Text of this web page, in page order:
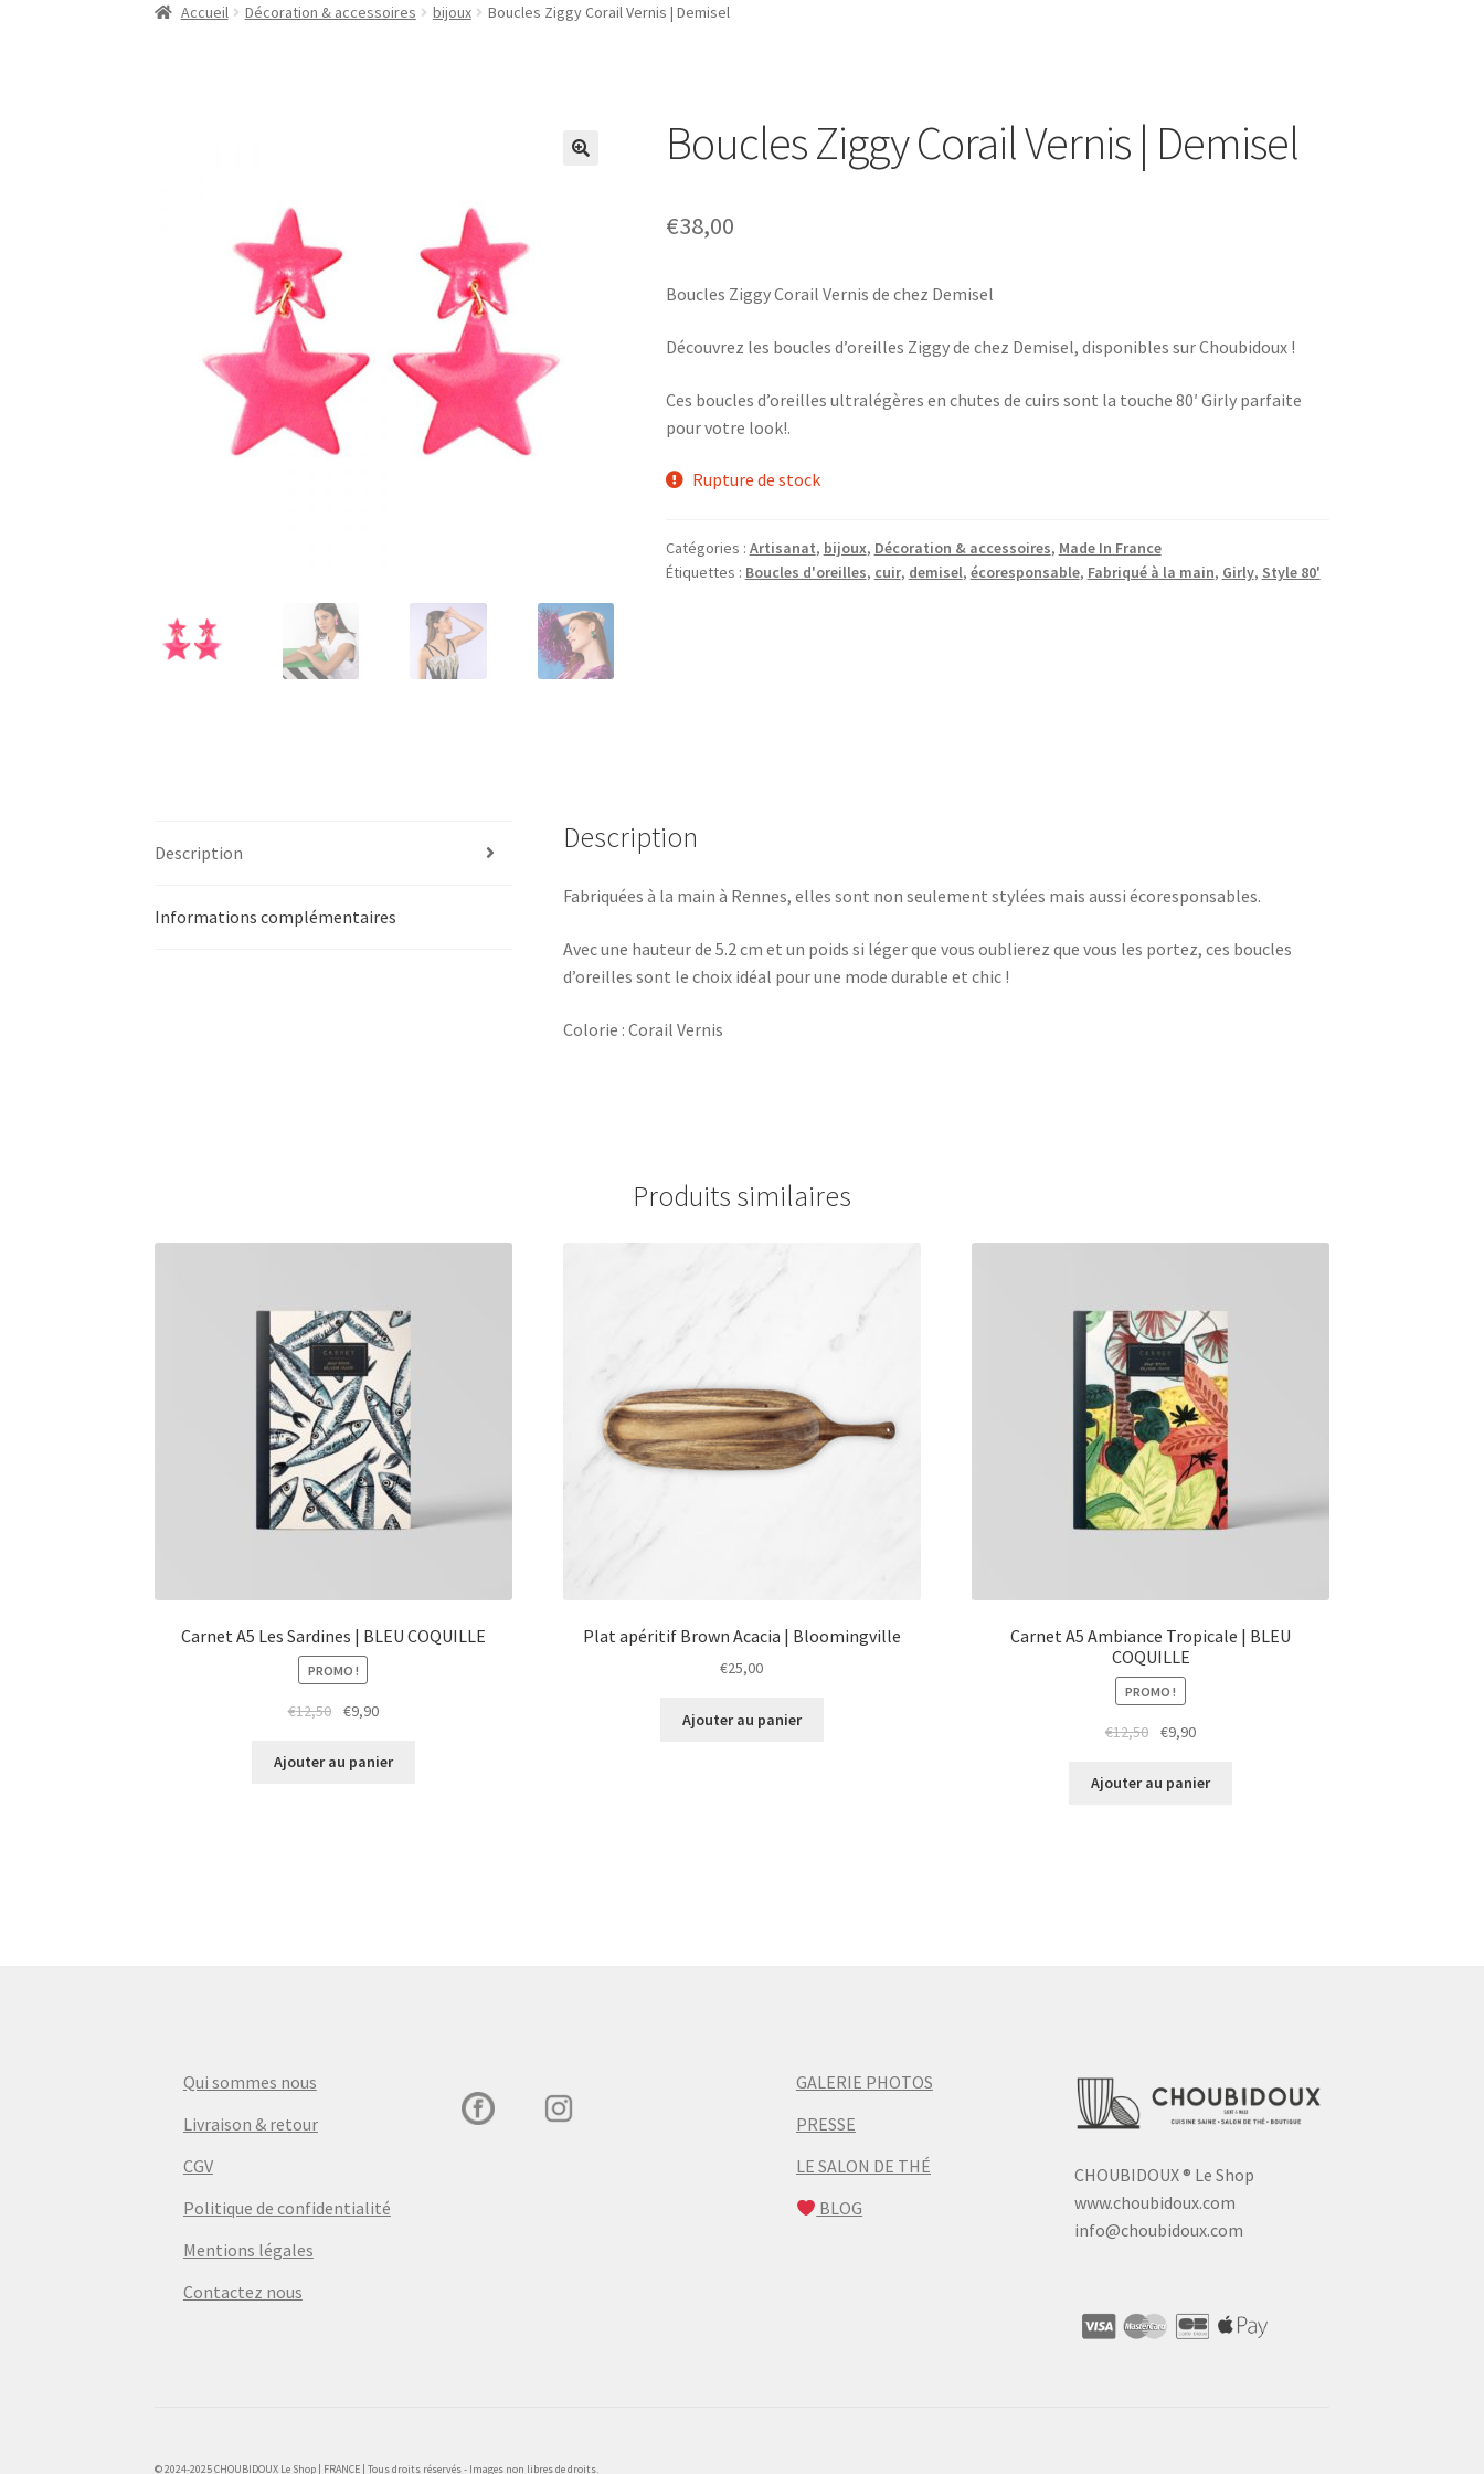
Accueil Décoration & accessoires bijoux Boucles Ziggy Corail Vernis | Demisel
Boucles Ziggy Corail Vernis | Demisel
€38,00
Boucles Ziggy Corail Vernis de chez Demisel
Découvrez les boucles d’oreilles Ziggy de chez Demisel, disponibles sur Choubidoux !
Ces boucles d’oreilles ultralégères en chutes de cuirs sont la touche 80′ Girly parfaite
pour votre look!.
Rupture de stock
Catégories : Artisanat, bijoux, Décoration & accessoires, Made In France
Étiquettes : Boucles d'oreilles, cuir, demisel, écoresponsable, Fabriqué à la main, Girly, Style 80'
Description
Informations complémentaires
Description
Fabriquées à la main à Rennes, elles sont non seulement stylées mais aussi écoresponsables.
Avec une hauteur de 5.2 cm et un poids si léger que vous oublierez que vous les portez, ces boucles
d’oreilles sont le choix idéal pour une mode durable et chic !
Colorie : Corail Vernis
Produits similaires
Carnet A5 Les Sardines | BLEU COQUILLE
PROMO !
€12,50
Le
initial
€9,90Le
actuel
Ajouter au panier
Plat apéritif Brown Acacia | Bloomingville
€25,00
Ajouter au panier
Carnet A5 Ambiance Tropicale | BLEU
COQUILLE
PROMO !
€12,50
Le
initial
€9,90Le
actuel
Ajouter au panier
Qui sommes nous
Livraison & retour
CGV
Politique de confidentialité
Mentions légales
Contactez nous
GALERIE PHOTOS
PRESSE
LE SALON DE THÉ
BLOG
CHOUBIDOUX® Le Shop
www.choubidoux.com
info@choubidoux.com
© 2024-2025 CHOUBIDOUX Le Shop | FRANCE | Tous droits réservés - Images non libres de droits.